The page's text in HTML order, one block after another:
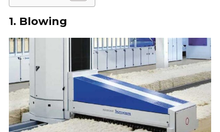
1. Blowing